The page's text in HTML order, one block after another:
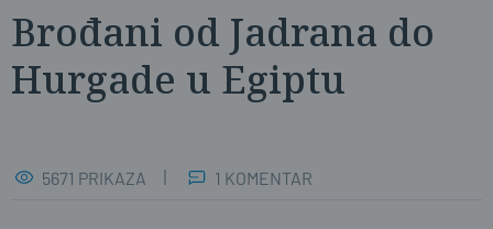
Brođani od Jadrana do
Hurgade u Egiptu
5671 PRIKAZA 1 KOMENTAR